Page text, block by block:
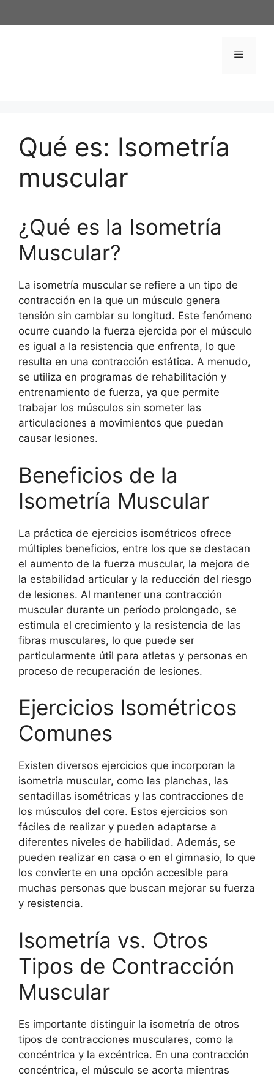
al
Menú
Qué es: Isometría
muscular
¿Qué es la Isometría
Muscular?
La isometría muscular se refiere a un tipo de
contracción en la que un músculo genera
tensión sin cambiar su longitud. Este fenómeno
ocurre cuando la fuerza ejercida por el músculo
es igual a la resistencia que enfrenta, lo que
resulta en una contracción estática. A menudo,
se utiliza en programas de rehabilitación y
entrenamiento de fuerza, ya que permite
trabajar los músculos sin someter las
articulaciones a movimientos que puedan
causar lesiones.
Beneficios de la
Isometría Muscular
La práctica de ejercicios isométricos ofrece
múltiples beneficios, entre los que se destacan
el aumento de la fuerza muscular, la mejora de
la estabilidad articular y la reducción del riesgo
de lesiones. Al mantener una contracción
muscular durante un período prolongado, se
estimula el crecimiento y la resistencia de las
fibras musculares, lo que puede ser
particularmente útil para atletas y personas en
proceso de recuperación de lesiones.
Ejercicios Isométricos
Comunes
Existen diversos ejercicios que incorporan la
isometría muscular, como las planchas, las
sentadillas isométricas y las contracciones de
los músculos del core. Estos ejercicios son
fáciles de realizar y pueden adaptarse a
diferentes niveles de habilidad. Además, se
pueden realizar en casa o en el gimnasio, lo que
los convierte en una opción accesible para
muchas personas que buscan mejorar su fuerza
y resistencia.
Isometría vs. Otros
Tipos de Contracción
Muscular
Es importante distinguir la isometría de otros
tipos de contracciones musculares, como la
concéntrica y la excéntrica. En una contracción
concéntrica, el músculo se acorta mientras